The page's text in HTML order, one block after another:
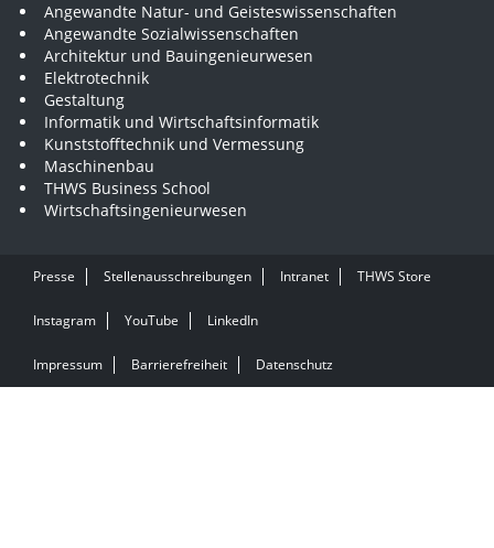
Angewandte Natur- und Geisteswissenschaften
Angewandte Sozialwissenschaften
Architektur und Bauingenieurwesen
Elektrotechnik
Gestaltung
Informatik und Wirtschaftsinformatik
Kunststofftechnik und Vermessung
Maschinenbau
THWS Business School
Wirtschaftsingenieurwesen
Presse Stellenausschreibungen Intranet THWS Store
Instagram YouTube LinkedIn
Impressum Barrierefreiheit Datenschutz